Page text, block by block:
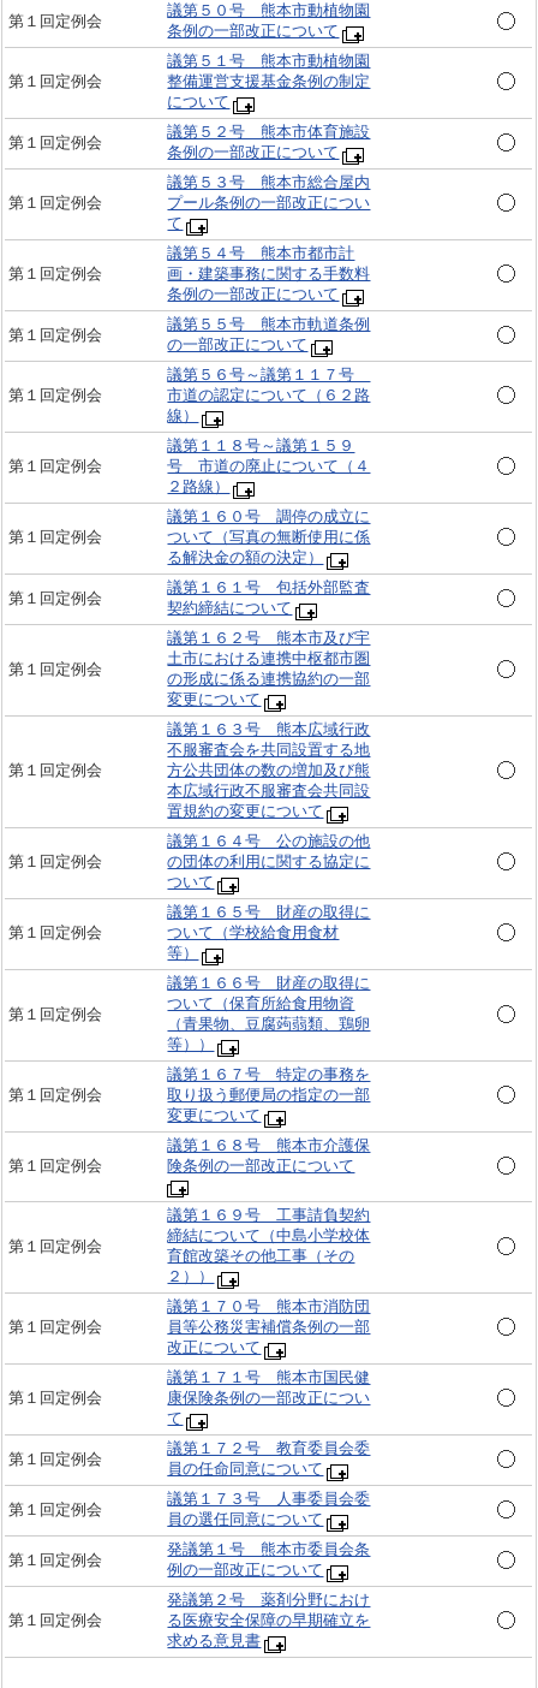
第１回定例会
議第５０号 熊本市動植物園
条例の一部改正について
第１回定例会
議第５１号 熊本市動植物園
整備運営支援基金条例の制定
について
第１回定例会
議第５２号 熊本市体育施設
条例の一部改正について
第１回定例会
議第５３号 熊本市総合屋内
プール条例の一部改正につい
て
第１回定例会
議第５４号 熊本市都市計
画・建築事務に関する手数料
条例の一部改正について
第１回定例会
議第５５号 熊本市軌道条例
の一部改正について
第１回定例会
議第５６号～議第１１７号
市道の認定について（６２路
線）
第１回定例会
議第１１８号～議第１５９
号 市道の廃止について（４
２路線）
第１回定例会
議第１６０号 調停の成立に
ついて（写真の無断使用に係
る解決金の額の決定）
第１回定例会
議第１６１号 包括外部監査
契約締結について
第１回定例会
議第１６２号 熊本市及び宇
土市における連携中枢都市圏
の形成に係る連携協約の一部
変更について
第１回定例会
議第１６３号 熊本広域行政
不服審査会を共同設置する地
方公共団体の数の増加及び熊
本広域行政不服審査会共同設
置規約の変更について
第１回定例会
議第１６４号 公の施設の他
の団体の利用に関する協定に
ついて
第１回定例会
議第１６５号 財産の取得に
ついて（学校給食用食材
等）
第１回定例会
議第１６６号 財産の取得に
ついて（保育所給食用物資
（青果物、豆腐蒟蒻類、鶏卵
等））
第１回定例会
議第１６７号 特定の事務を
取り扱う郵便局の指定の一部
変更について
第１回定例会
議第１６８号 熊本市介護保
険条例の一部改正について
第１回定例会
議第１６９号 工事請負契約
締結について（中島小学校体
育館改築その他工事（その
２））
第１回定例会
議第１７０号 熊本市消防団
員等公務災害補償条例の一部
改正について
第１回定例会
議第１７１号 熊本市国民健
康保険条例の一部改正につい
て
第１回定例会
議第１７２号 教育委員会委
員の任命同意について
第１回定例会
議第１７３号 人事委員会委
員の選任同意について
第１回定例会
発議第１号 熊本市委員会条
例の一部改正について
第１回定例会
発議第２号 薬剤分野におけ
る医療安全保障の早期確立を
求める意見書